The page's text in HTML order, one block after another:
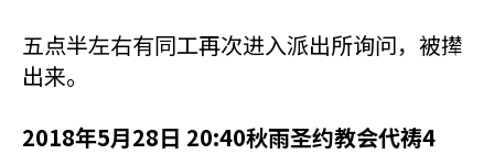
五点半左右有同工再次进入派出所询问，被撵
出来。
2018年5月28日 20:40秋雨圣约教会代祷4